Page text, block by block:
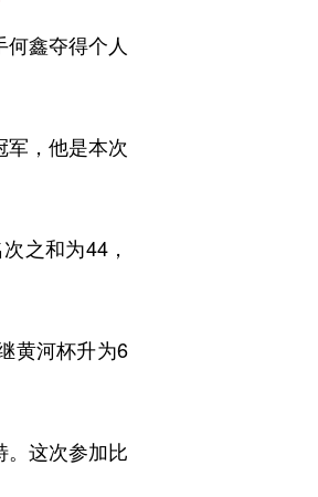
鑫夺得个人
，他是本次
之和为44，
黄河杯升为6
这次参加比